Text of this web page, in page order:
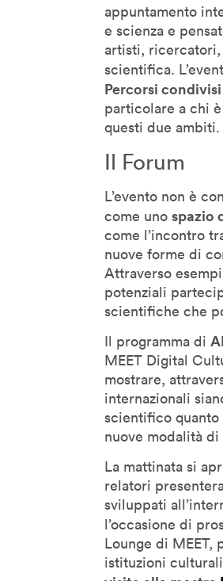
appuntamento
e scienza e
artisti,
scientifica.
Percorsi
particolare a chi
questi due ambiti.
Il Forum
L’evento non è
come uno spazio
come l’incontro
nuove forme di
Attraverso
potenziali
scientifiche che
Il programma di
MEET Digital
mostrare,
internazionali
scientifico
nuove modalità
La mattinata si
relatori
sviluppati
l’occasione di
Lounge di
istituzioni